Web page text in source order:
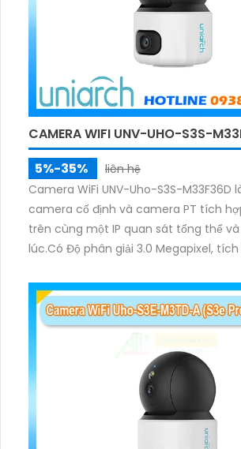
CAMERA WIFI UNV-UHO-S3S-
5%-35%
liên hệ
Camera WiFi UNV-Uho-S3S-M33F36D
camera cố định và camera PT tích
trên cùng một IP quan sát tổng thể
lúc.Có Độ phân giải 3.0 Megapixel,
sáng ấm lên đến 10m.